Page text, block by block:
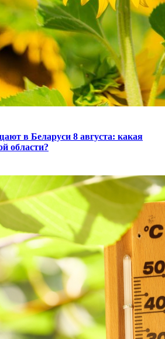
в Беларуси 8 августа: какая
области?